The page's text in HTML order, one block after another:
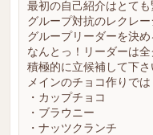
最初の自己紹介はとても
グループ対抗のレクレ
グループリーダーを決め
なんとっ！リーダーは全
積極的に立候補して下さ
メインのチョコ作りでは
・カップチョコ
・ブラウニー
・ナッツクランチ